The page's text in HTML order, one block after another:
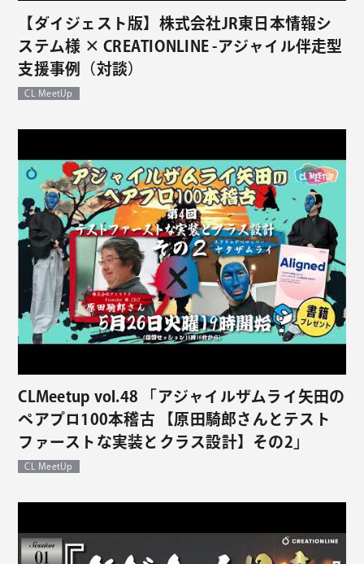
【ダイジェスト版】株式会社JR東日本情報シ
ステム様 × CREATIONLINE -アジャイル伴走型
支援事例（対談）
CL MeetUp
CLMeetup vol.48 「アジャイルザムライ矢田の
ペアプロ100本稽古 【原田騎郎さんとテスト
ファーストな実装とクラス設計】その2」
CL MeetUp